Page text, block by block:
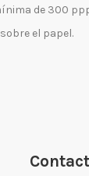
de 300
el papel.